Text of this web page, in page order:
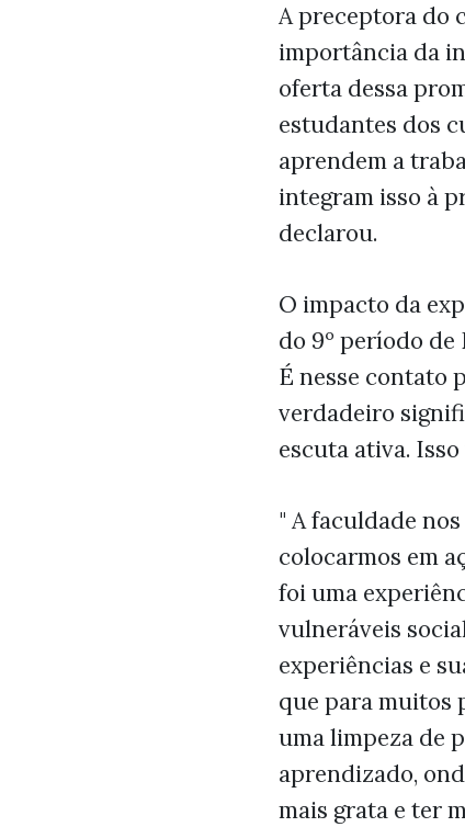
A preceptora do
importância da
oferta dessa
estudantes dos
aprendem a
integram isso à
declarou.
O impacto da
do 9º período de
É nesse contato
verdadeiro
escuta ativa.
" A faculdade
colocarmos em
foi uma
vulneráveis
experiências e
que para muitos
uma limpeza de
aprendizado,
mais grata e ter